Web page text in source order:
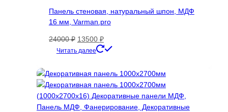
выбрать
Панель стеновая, натуральный шпон, МДФ
16 мм, Varman.pro
24000₽ Первоначальная
цена
24000 ₽.
13500 ₽Текущая
цена:
Читать далее
имеет
несколько
вариаций.
Опции